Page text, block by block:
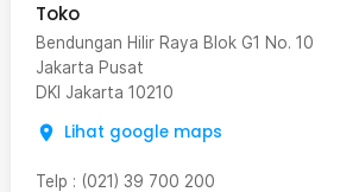
Toko
Bendungan Hilir Raya Blok G1 No. 10
Jakarta Pusat
DKI Jakarta 10210
Lihat google maps
Telp : (021) 39 700 200